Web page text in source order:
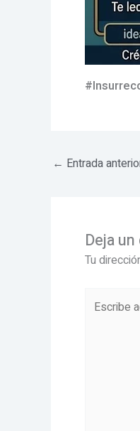
← Entrada
Deja
Tu